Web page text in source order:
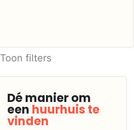
Toon filters
Dé manier om
een huurhuis te
vinden